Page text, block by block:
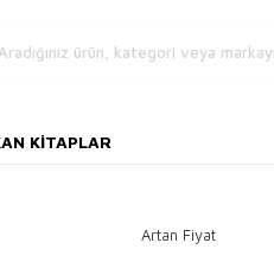
KITAPLAR
Artan Fiyat